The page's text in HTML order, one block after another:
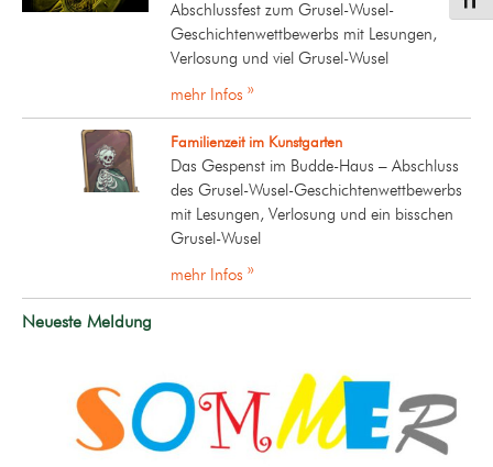
Abschlussfest zum Grusel-Wusel-
Geschichtenwettbewerbs mit Lesungen,
Verlosung und viel Grusel-Wusel
mehr Infos »
Familienzeit im Kunstgarten
Das Gespenst im Budde-Haus – Abschluss
des Grusel-Wusel-Geschichtenwettbewerbs
mit Lesungen, Verlosung und ein bisschen
Grusel-Wusel
mehr Infos »
Neueste Meldung